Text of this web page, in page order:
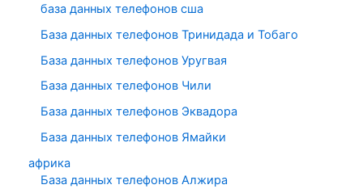
база данных телефонов сша
База данных телефонов Тринидада и Тобаго
База данных телефонов Уругвая
База данных телефонов Чили
База данных телефонов Эквадора
База данных телефонов Ямайки
африка
База данных телефонов Алжира